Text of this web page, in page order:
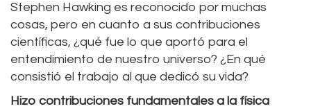
Stephen Hawking es reconocido por muchas
cosas, pero en cuanto a sus contribuciones
científicas, ¿qué fue lo que aportó para el
entendimiento de nuestro universo? ¿En qué
consistió el trabajo al que dedicó su vida?
Hizo contribuciones fundamentales a la física